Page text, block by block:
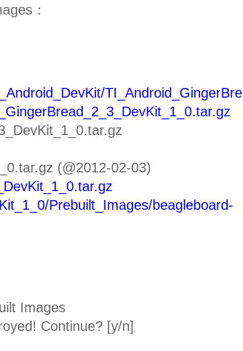
：
TI_Android_GingerBre
(@2012-02-03)
Prebuilt_Images/beagleboard-
Images
Continue? [y/n]